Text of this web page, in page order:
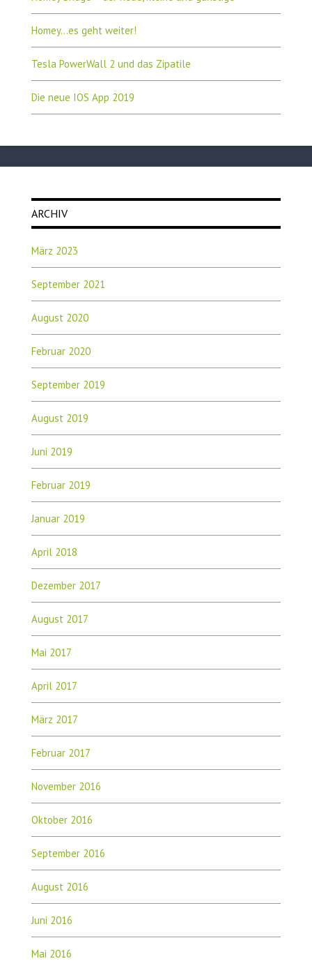
Homey…es geht weiter!
Tesla PowerWall 2 und das Zipatile
Die neue IOS App 2019
ARCHIV
März 2023
September 2021
August 2020
Februar 2020
September 2019
August 2019
Juni 2019
Februar 2019
Januar 2019
April 2018
Dezember 2017
August 2017
Mai 2017
April 2017
März 2017
Februar 2017
November 2016
Oktober 2016
September 2016
August 2016
Juni 2016
Mai 2016